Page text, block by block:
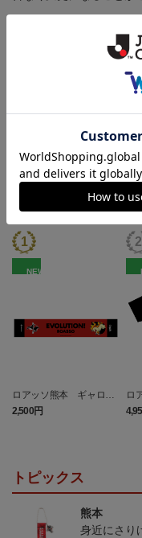
決済について
ギフト対応につい
ヘルプページ
NEW
ロアッソ熊本 ギャロッ
プ タオルマフラー
2,500円
ロ
プ
トピックス
熊本
身近にさり